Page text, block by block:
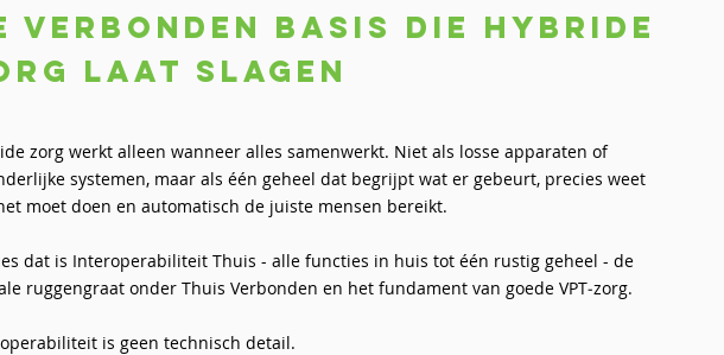
verbonden basis die hybride
laat slagen
zorg werkt alleen wanneer alles samenwerkt. Niet als losse apparaten of
systemen, maar als één geheel dat begrijpt wat er gebeurt, precies weet
moet doen en automatisch de juiste mensen bereikt.
dat is Interoperabiliteit Thuis - alle functies in huis tot één rustig geheel - de
ruggengraat onder Thuis Verbonden en het fundament van goede VPT‑zorg.
is geen technisch detail.